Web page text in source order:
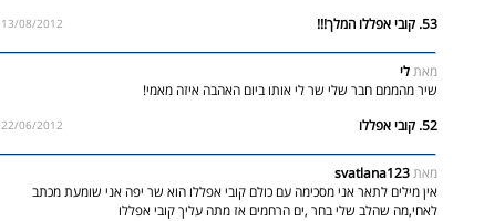
53. קובי אפללו המלך!!!
13/08/2012 - 16:53
מאתלי
שיר מהממם חבר שלי שר לי אותו ביום האהבה איזה מאמי!
52. קובי אפללו
22/06/2012 - 14:53
מאתsvatlana123
אין מילים לתאר אני מסכימה עם כולם קובי אפללו הוא שר יפה אני שומעת מכתב
לאחי,מה שהלב שלי בחר ,ים הרחמים אז מתה עליך קובי אפללו